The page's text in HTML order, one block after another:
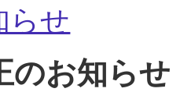
らせ
のお知らせ